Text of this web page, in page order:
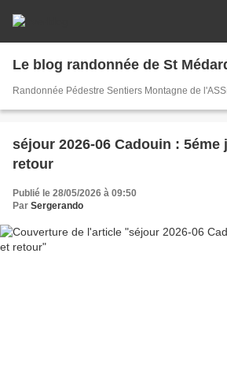
Le blog randonnée de St
Randonnée Pédestre Sentiers Montagne de
séjour 2026-06 Cadouin :
retour
Publié le 28/05/2026 à 09:50
Par Sergerando